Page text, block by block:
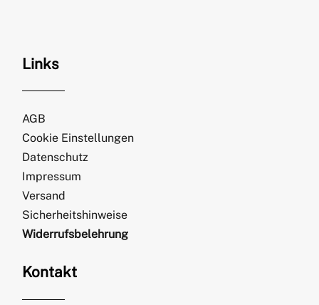
Links
AGB
Cookie Einstellungen
Datenschutz
Impressum
Versand
Sicherheitshinweise
Widerrufsbelehrung
Kontakt